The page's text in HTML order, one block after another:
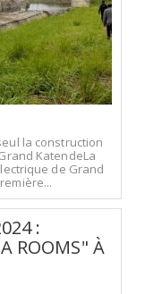
la construction
KatendeLa
de Grand
:
ROOMS" À